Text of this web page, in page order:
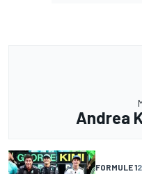
Andrea
FORMULE 1